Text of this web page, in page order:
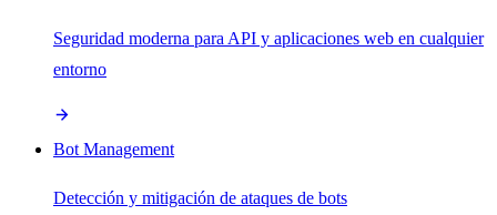
Seguridad moderna para API y aplicaciones web en cualquier
entorno
Bot Management
Detección y mitigación de ataques de bots